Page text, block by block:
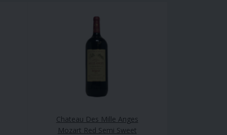
Chateau Des Mille Anges
Mozart Red Semi Sweet